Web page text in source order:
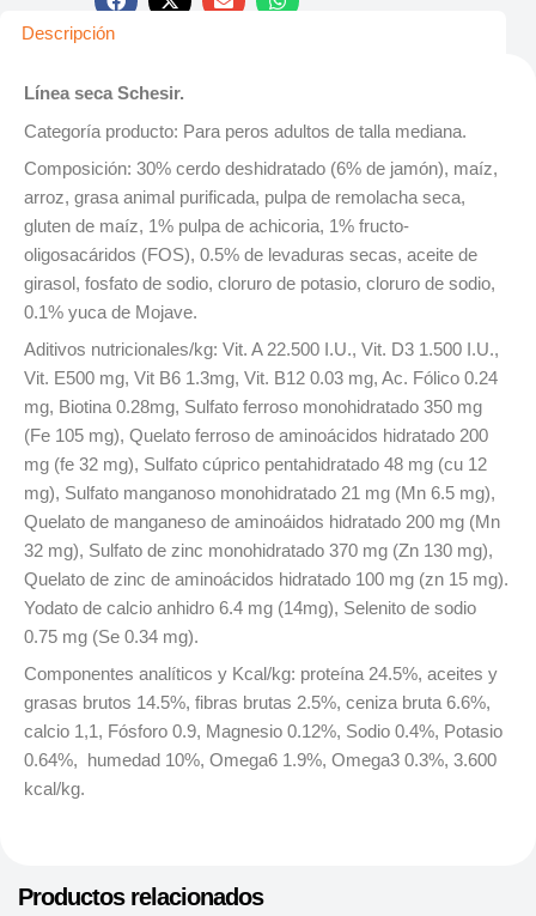
Descripción
Línea seca Schesir.
Categoría producto: Para peros adultos de talla mediana.
Composición: 30% cerdo deshidratado (6% de jamón), maíz,
arroz, grasa animal purificada, pulpa de remolacha seca,
gluten de maíz, 1% pulpa de achicoria, 1% fructo-
oligosacáridos (FOS), 0.5% de levaduras secas, aceite de
girasol, fosfato de sodio, cloruro de potasio, cloruro de sodio,
0.1% yuca de Mojave.
Aditivos nutricionales/kg: Vit. A 22.500 I.U., Vit. D3 1.500 I.U.,
Vit. E500 mg, Vit B6 1.3mg, Vit. B12 0.03 mg, Ac. Fólico 0.24
mg, Biotina 0.28mg, Sulfato ferroso monohidratado 350 mg
(Fe 105 mg), Quelato ferroso de aminoácidos hidratado 200
mg (fe 32 mg), Sulfato cúprico pentahidratado 48 mg (cu 12
mg), Sulfato manganoso monohidratado 21 mg (Mn 6.5 mg),
Quelato de manganeso de aminoáidos hidratado 200 mg (Mn
32 mg), Sulfato de zinc monohidratado 370 mg (Zn 130 mg),
Quelato de zinc de aminoácidos hidratado 100 mg (zn 15 mg).
Yodato de calcio anhidro 6.4 mg (14mg), Selenito de sodio
0.75 mg (Se 0.34 mg).
Componentes analíticos y Kcal/kg: proteína 24.5%, aceites y
grasas brutos 14.5%, fibras brutas 2.5%, ceniza bruta 6.6%,
calcio 1,1, Fósforo 0.9, Magnesio 0.12%, Sodio 0.4%, Potasio
0.64%, humedad 10%, Omega6 1.9%, Omega3 0.3%, 3.600
kcal/kg.
Productos relacionados